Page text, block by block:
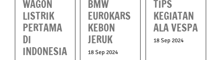
WAGON
LISTRIK
PERTAMA
DI
INDONESIA
BMW
EUROKARS
KEBON
JERUK
18 Sep 2024
TIPS
KEGIATAN
ALA VESPA
18 Sep 2024